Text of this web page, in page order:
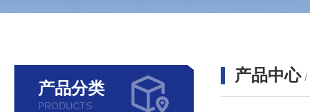
产品分类
PRODUCTS
产品中心 /